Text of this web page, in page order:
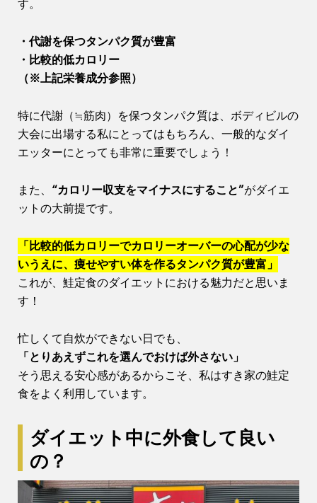
す。
・代謝を保つタンパク質が豊富
・比較的低カロリー
（※上記栄養成分参照）
特に代謝（≒筋肉）を保つタンパク質は、ボディビルの
大会に出場する私にとってはもちろん、一般的なダイ
エッターにとっても非常に重要でしょう！
また、 “カロリー収支をマイナスにすること”がダイエ
ットの大前提です。
「比較的低カロリーでカロリーオーバーの心配が少な
いうえに、 痩せやすい体を作るタンパク質が豊富」
これが、鮭定食のダイエットにおける魅力だと思いま
す！
忙しくて自炊ができない日でも、
「とりあえずこれを選んでおけば外さない」
そう思える安心感があるからこそ、私はすき家の鮭定
食をよく利用しています。
ダイエット中に外食して良い
の？